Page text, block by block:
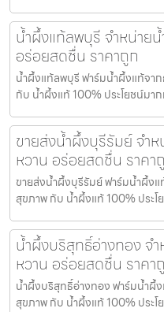
น้ำผึ้งแท้ลพบุรี จำหน่าย
อร่อยสดชื่น ราคาถูก
น้ำผึ้งแท้ลพบุรี ฟาร์มน้ำผึ้งแท้จา
กับ น้ำผึ้งแท้ 100% ประโยชน์มา
ขายส่งน้ำผึ้งบุรีรัมย์ จำ
หวาน อร่อยสดชื่น ราคา
ขายส่งน้ำผึ้งบุรีรัมย์ ฟาร์มน้ำผึ้ง
สุขภาพ กับ น้ำผึ้งแท้ 100% ประโ
น้ำผึ้งบริสุทธิ์อ่างทอง จ
หวาน อร่อยสดชื่น ราคา
น้ำผึ้งบริสุทธิ์อ่างทอง ฟาร์มน้ำผึ้
สุขภาพ กับ น้ำผึ้งแท้ 100% ประโ